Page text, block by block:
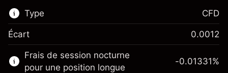
Type
Ce marché financier est disponible pour le
trading de CFD.
CFD
Écart 0.0012
Frais de session nocturne
pour une position longue
-0.01331%